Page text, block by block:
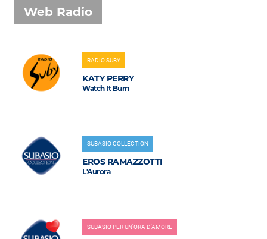
Web Radio
RADIO SUBY
KATY PERRY
Watch It Burn
SUBASIO COLLECTION
EROS RAMAZZOTTI
L'Aurora
SUBASIO PER UN'ORA D'AMORE